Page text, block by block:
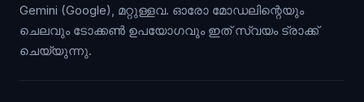
Gemini (Google), മറ്റുള്ളവ. ഓരോ മോഡലിന്റെയും
ചെലവും ടോക്കൺ ഉപയോഗവും ഇത് സ്വയം ട്രാക്ക്
ചെയ്യുന്നു.